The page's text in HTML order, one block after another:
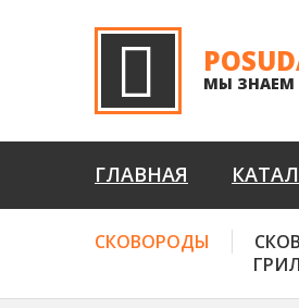
МЫ ЗНАЕМ
ГЛАВНАЯ
СКОВОРОДЫ